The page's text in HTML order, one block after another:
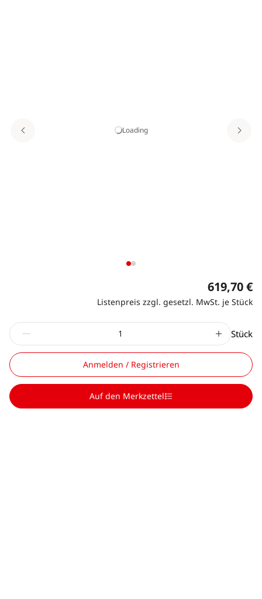
Loading
619,70 €
Listenpreis zzgl. gesetzl. MwSt. je Stück
Stück
Anmelden / Registrieren
Auf den Merkzettel